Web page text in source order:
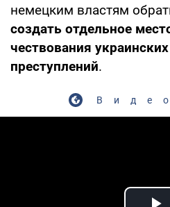
немецким властям
создать отдельное
чествования
преступлений.